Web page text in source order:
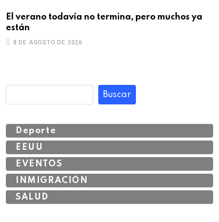
El verano todavía no termina, pero muchos ya
están
8 DE AGOSTO DE 2026
Buscar
Deporte
EEUU
EVENTOS
INMIGRACIÓN
SALUD